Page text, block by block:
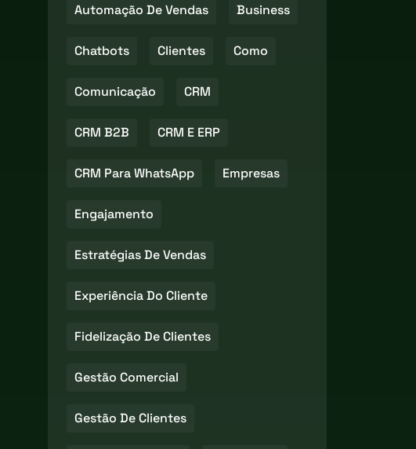
Automação De Vendas Business
Chatbots Clientes Como
Comunicação CRM
CRM B2B CRM E ERP
CRM Para WhatsApp Empresas
Engajamento
Estratégias De Vendas
Experiência Do Cliente
Fidelização De Clientes
Gestão Comercial
Gestão De Clientes